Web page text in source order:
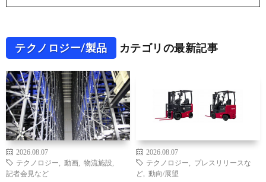
テクノロジー/製品 カテゴリの最新記事
2026.08.07
テクノロジー
動画 物流施設
記者会見など
2026.08.07
テクノロジー
プレスリリースな
ど
動向/展望